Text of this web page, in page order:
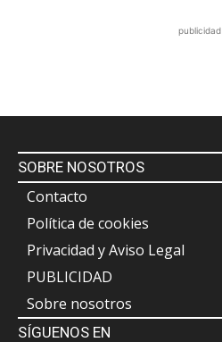
publicidad
SOBRE NOSOTROS
Contacto
Política de cookies
Privacidad y Aviso Legal
PUBLICIDAD
Sobre nosotros
SÍGUENOS EN